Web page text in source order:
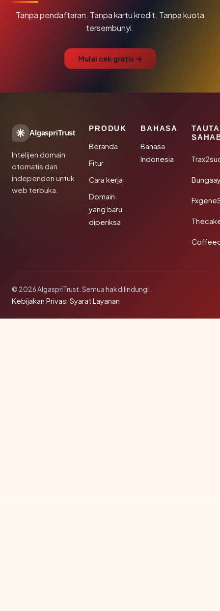
Tanpa pendaftaran. Tanpa kartu kredit. Tanpa kuota
tersembunyi.
Mulai cek gratis →
AlgaspriTrust
Intelijen domain
otomatis dan
independen untuk
web terbuka.
PRODUK
Beranda
Fitur
Cara kerja
Domain
yang baru
diperiksa
BAHASA
Bahasa
Indonesia
© 2026 AlgaspriTrust. Semua hak dilindungi.
Kebijakan Privasi·Syarat Layanan